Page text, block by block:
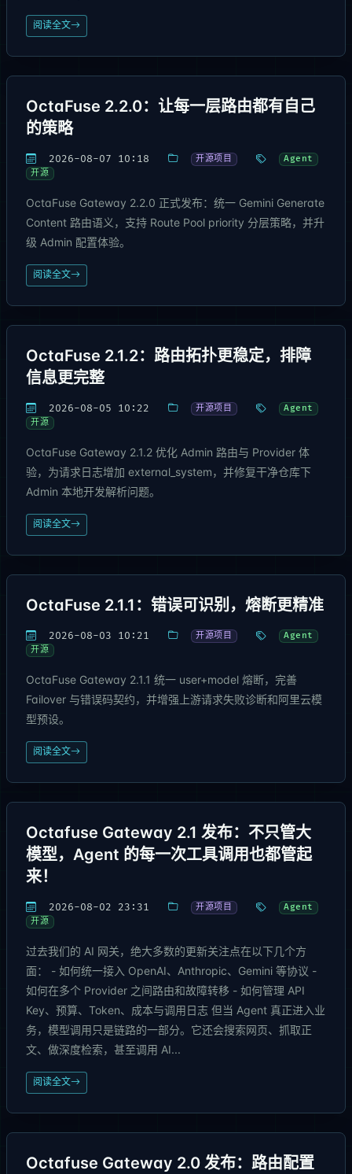
阅读全文
OctaFuse 2.2.0：让每一层路由都有自己
的策略
2026-08-07 10:18 开源项目
Agent
开源
OctaFuse Gateway 2.2.0 正式发布：统一 Gemini Generate
Content 路由语义，支持 Route Pool priority 分层策略，并升
级 Admin 配置体验。
阅读全文
OctaFuse 2.1.2：路由拓扑更稳定，排障
信息更完整
2026-08-05 10:22 开源项目
Agent
开源
OctaFuse Gateway 2.1.2 优化 Admin 路由与 Provider 体
验，为请求日志增加 external_system，并修复干净仓库下
Admin 本地开发解析问题。
阅读全文
OctaFuse 2.1.1：错误可识别，熔断更精准
2026-08-03 10:21 开源项目
Agent
开源
OctaFuse Gateway 2.1.1 统一 user+model 熔断，完善
Failover 与错误码契约，并增强上游请求失败诊断和阿里云模
型预设。
阅读全文
Octafuse Gateway 2.1 发布：不只管大
模型，Agent 的每一次工具调用也都管起
来！
2026-08-02 23:31 开源项目
Agent
开源
过去我们的 AI 网关，绝大多数的更新关注点在以下几个方
面： - 如何统一接入 OpenAI、Anthropic、Gemini 等协议 -
如何在多个 Provider 之间路由和故障转移 - 如何管理 API
Key、预算、Token、成本与调用日志 但当 Agent 真正进入业
务，模型调用只是链路的一部分。它还会搜索网页、抓取正
文、做深度检索，甚至调用 AI...
阅读全文
Octafuse Gateway 2.0 发布：路由配置